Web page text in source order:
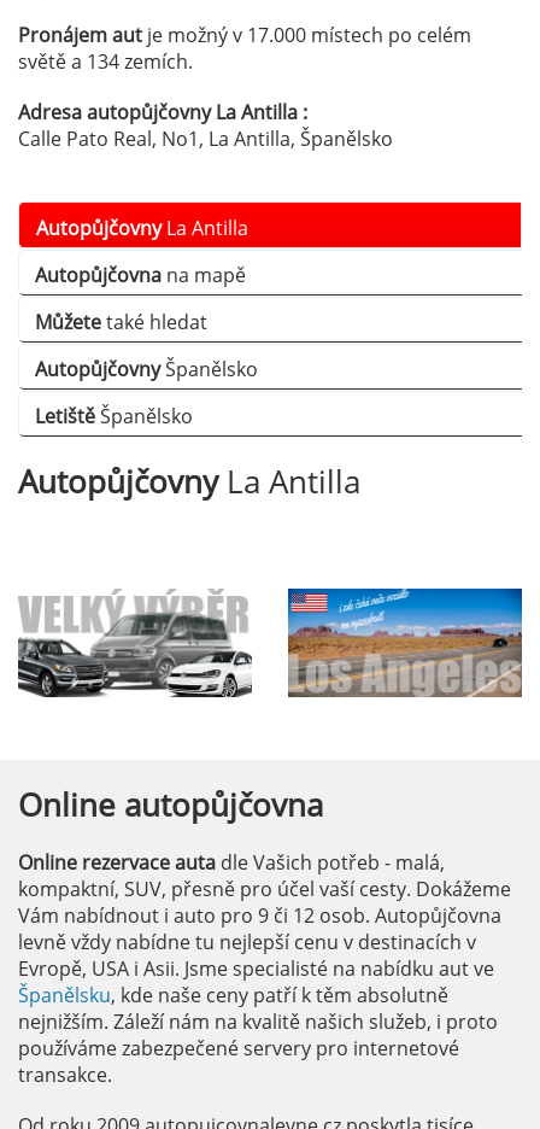
Pronájem aut je možný v 17.000 místech po celém
světě a 134 zemích.
Adresa autopůjčovny La Antilla :
Calle Pato Real, No1, La Antilla, Španělsko
AutopůjčovnyLa Antilla
Autopůjčovna na mapě
Můžetetaké hledat
AutopůjčovnyŠpanělsko
LetištěŠpanělsko
AutopůjčovnyLa Antilla
Online autopůjčovna
Online rezervace auta dle Vašich potřeb - malá,
kompaktní, SUV, přesně pro účel vaší cesty. Dokážeme
Vám nabídnout i auto pro 9 či 12 osob. Autopůjčovna
levně vždy nabídne tu nejlepší cenu v destinacích v
Evropě, USA i Asii. Jsme specialisté na nabídku aut ve
Španělsku, kde naše ceny patří k těm absolutně
nejnižším. Záleží nám na kvalitě našich služeb, i proto
používáme zabezpečené servery pro internetové
transakce.